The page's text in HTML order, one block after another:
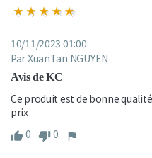
10/11/2023 01:00
Par XuanTan NGUYEN
Avis de KC
Ce produit est de bonne
prix
0
0